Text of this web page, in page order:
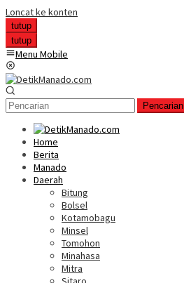
Loncat ke konten
tutup
tutup
Menu Mobile
Pencarian
Home
Berita
Manado
Daerah
Bitung
Bolsel
Kotamobagu
Minsel
Tomohon
Minahasa
Mitra